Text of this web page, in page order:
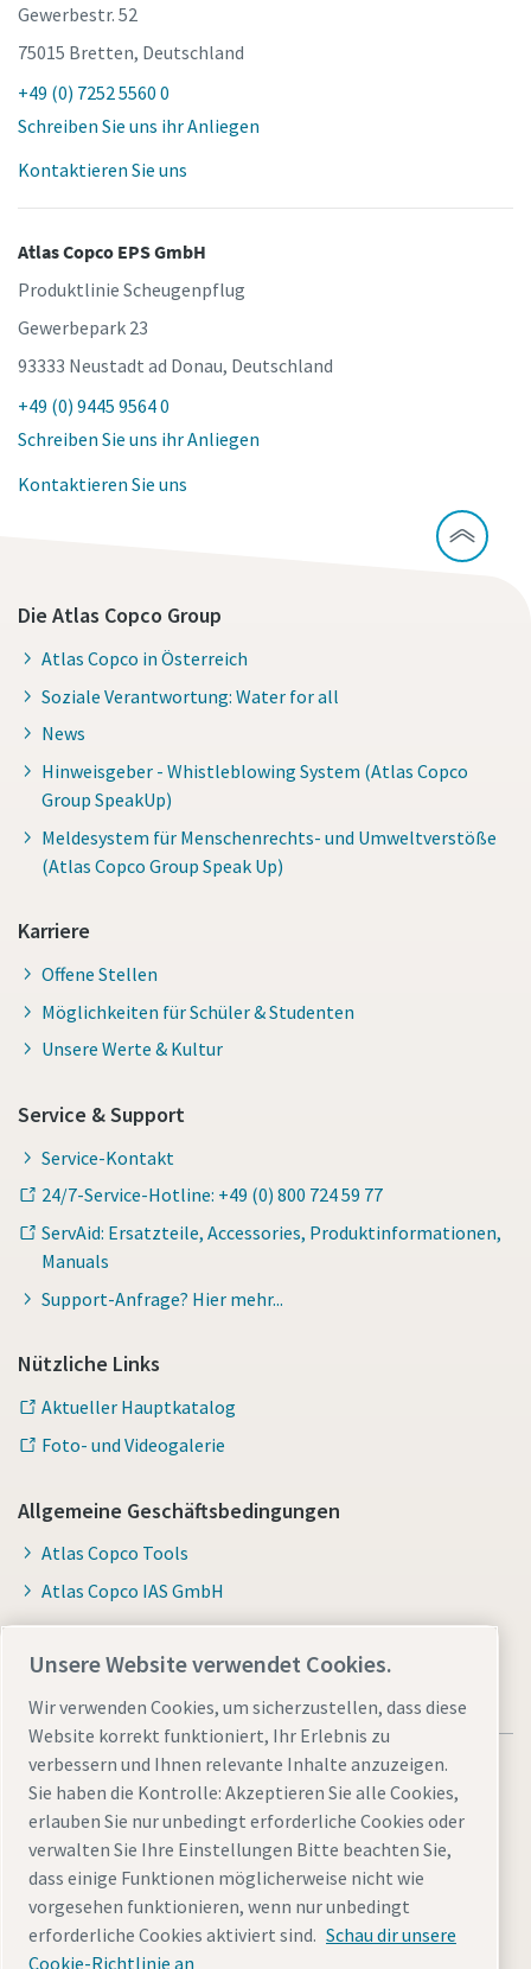
Werkzeugkalibrierung und akkreditierte
Qualitätssicherungskalibrierung.​
Lassen Sie Ihre jetzt Ihre Werkzeuge testen und
Lieferzeiten auf einen Blick, Preise und
Produktverfügbarkeiten einsehen oder schnell eine
Bestellung selbst aufgeben – und das rund um die Uhr, 365
Zugang zu Webshop anfragen
-und Bedienungsanleitungen sowie weitere Information
zu unseren Produkten finden Sie in unserem ServAid.
Hier geht's zu unserem ServAid
Momentum Talks
Entdecken Sie inspirierende und ansprechende Gespräche
Ansehen
Gewerbestr. 52
75015 Bretten, Deutschland
+49 (0) 7252 5560 0
Schreiben Sie uns ihr Anliegen
Kontaktieren Sie uns
Atlas Copco EPS GmbH
Produktlinie Scheugenpflug
Gewerbepark 23
93333 Neustadt ad Donau, Deutschland
+49 (0) 9445 9564 0
Schreiben Sie uns ihr Anliegen
Kontaktieren Sie uns
Die Atlas Copco Group
Atlas Copco in Österreich
Soziale Verantwortung: Water for all
News
Hinweisgeber - Whistleblowing System (Atlas Copco
Group SpeakUp)
Meldesystem für Menschenrechts- und Umweltverstöße
(Atlas Copco Group Speak Up)
Karriere
Offene Stellen
Möglichkeiten für Schüler & Studenten
Unsere Werte & Kultur
Service & Support
Service-Kontakt
24/7-Service-Hotline: +49 (0) 800 724 59 77
ServAid: Ersatzteile, Accessories, Produktinformationen,
Manuals
Support-Anfrage? Hier mehr...
Nützliche Links
Aktueller Hauptkatalog
Foto- und Videogalerie
Allgemeine Geschäftsbedingungen
Atlas Copco Tools
Atlas Copco IAS GmbH
Allgemeine rechtliche Hinweise atlascopco.com
Cookies verwaltenBarrierefreiheitDatenschutzerklärung
ImpressumSitemap
Unsere Website verwendet Cookies.
Wir verwenden Cookies, um sicherzustellen, dass diese
Website korrekt funktioniert, Ihr Erlebnis zu
verbessern und Ihnen relevante Inhalte anzuzeigen.
Sie haben die Kontrolle: Akzeptieren Sie alle Cookies,
erlauben Sie nur unbedingt erforderliche Cookies oder
verwalten Sie Ihre Einstellungen Bitte beachten Sie,
dass einige Funktionen möglicherweise nicht wie
vorgesehen funktionieren, wenn nur unbedingt
erforderliche Cookies aktiviert sind. Schau dir unsere
Cookie-Richtlinie an